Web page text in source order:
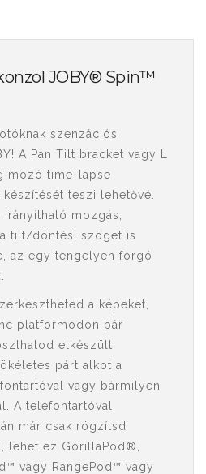
JOBY® Spin™
szenzációs
A Pan Tilt bracket vagy L
mozó time-lapse
teszi lehetővé.
mozgás,
tilt/döntési szöget is
az egy tengelyen forgó
a képeket,
platformodon pár
elkészült
párt alkot a
vagy bármilyen
A telefontartóval
már csak rögzítsd
lehet ez GorillaPod®,
vagy RangePod™ vagy